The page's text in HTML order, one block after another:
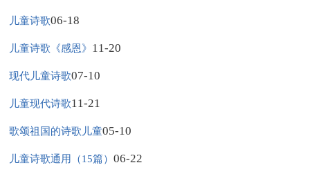
儿童诗歌06-18
儿童诗歌《感恩》 11-20
现代儿童诗歌07-10
儿童现代诗歌11-21
歌颂祖国的诗歌儿童05-10
儿童诗歌通用（15篇）06-22